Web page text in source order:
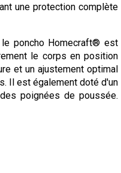
une protection complète
le poncho Homecraft® est
le corps en position
et un ajustement optimal
Il est également doté d'un
poignées de poussée.